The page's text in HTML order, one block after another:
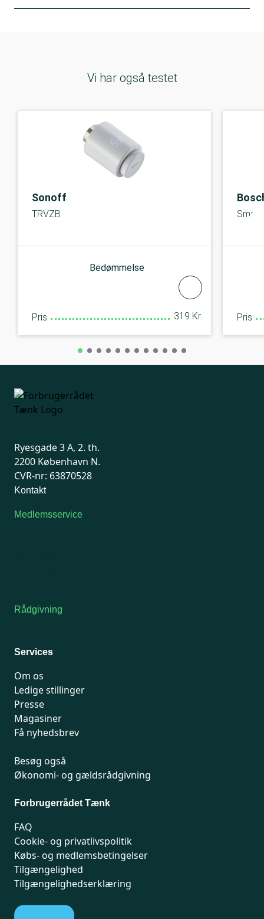
Vi har også testet
Sonoff
TRVZB
Bedømmelse
Pris 319 Kr. Pris
Ryesgade 3 A, 2. th.
2200 København N.
CVR-nr: 63870528
Kontakt
Medlemsservice
Rådgivning
Services
Om os
Ledige stillinger
Presse
Magasiner
Få nyhedsbrev
Besøg også
Økonomi- og gældsrådgivning
Forbrugerrådet Tænk
FAQ
Cookie- og privatlivspolitik
Købs- og medlemsbetingelser
Tilgængelighed
Tilgængelighedserklæring